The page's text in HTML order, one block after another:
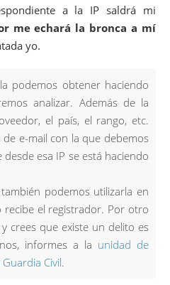
a la IP saldrá mi
me echará la bronca a mí
yo.
podemos obtener haciendo
analizar. Además de la
el país, el rango, etc.
e-mail con la que debemos
esa IP se está haciendo
podemos utilizarla en
recibe el registrador. Por otro
crees que existe un delito es
informes a la unidad de
Civil.